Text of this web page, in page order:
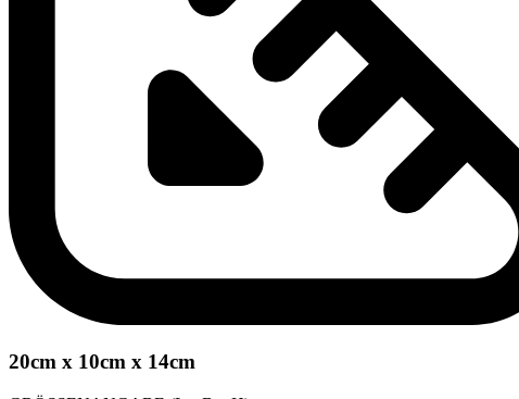
20cm x 10cm x 14cm